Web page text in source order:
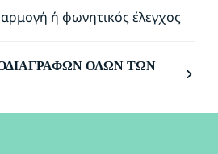
ή φωνητικός έλεγχος
ΌΛΩΝ ΤΩΝ